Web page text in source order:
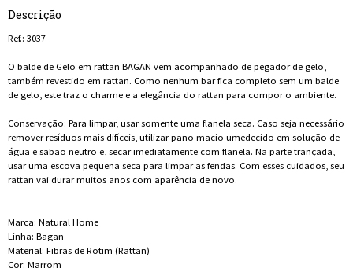
Descrição
Ref.: 3037
O balde de Gelo em rattan BAGAN vem acompanhado de pegador de gelo,
também revestido em rattan. Como nenhum bar fica completo sem um balde
de gelo, este traz o charme e a elegância do rattan para compor o ambiente.
Conservação: Para limpar, usar somente uma flanela seca. Caso seja necessário
remover resíduos mais difíceis, utilizar pano macio umedecido em solução de
água e sabão neutro e, secar imediatamente com flanela. Na parte trançada,
usar uma escova pequena seca para limpar as fendas. Com esses cuidados, seu
rattan vai durar muitos anos com aparência de novo.
Marca: Natural Home
Linha: Bagan
Material: Fibras de Rotim (Rattan)
Cor: Marrom